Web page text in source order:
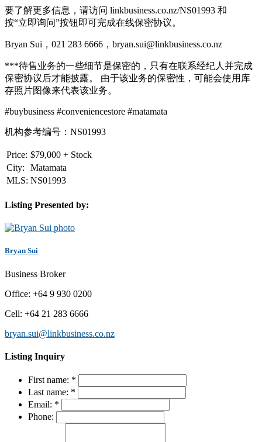
要了解更多信息，请访问 linkbusiness.co.nz/NS01993 和
按“立即询问”按钮即可完成在线保密协议。
Bryan Sui，021 283 6666，bryan.sui@linkbusiness.co.nz
***待售业务的一些细节是保密的，只有在联系经纪人并完成
保密协议后才能披露。 由于该业务的保密性，可能会使用库
存照片图像来代表该业务。
#buybusiness #conveniencestore #matamata
机构参考编号：NS01993
Price: $79,000 + Stock
City:
Matamata
MLS: NS01993
Listing Presented by:
Bryan Sui
Business Broker
Office: +64 9 930 0200
Cell: +64 21 283 6666
bryan.sui@linkbusiness.co.nz
Listing Inquiry
First name: *
Last name: *
Email: *
Phone: